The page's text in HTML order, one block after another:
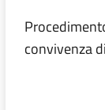
convivenza